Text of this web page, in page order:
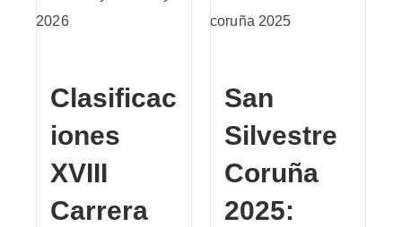
Clasificac
iones
XVIII
Carrera
San
Silvestre
Coruña
2025: